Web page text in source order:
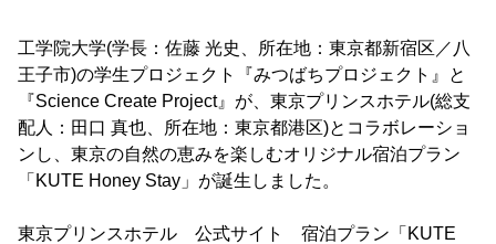
工学院大学(学長：佐藤 光史、所在地：東京都新宿区／八
王子市)の学生プロジェクト『みつばちプロジェクト』と
『Science Create Project』が、東京プリンスホテル(総支
配人：田口 真也、所在地：東京都港区)とコラボレーショ
ンし、東京の自然の恵みを楽しむオリジナル宿泊プラン
「KUTE Honey Stay」が誕生しました。
東京プリンスホテル 公式サイト 宿泊プラン「KUTE